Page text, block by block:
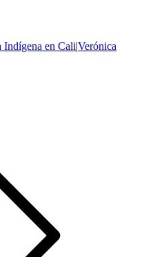
Indígena en Cali|Verónica